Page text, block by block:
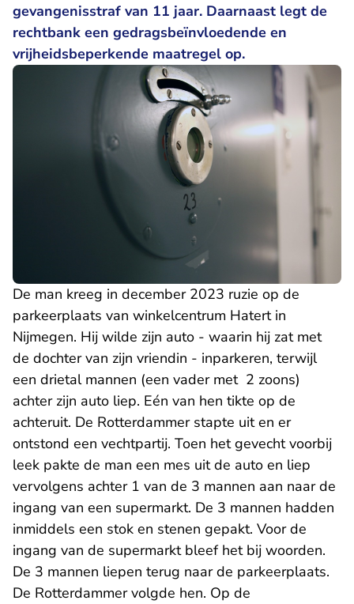
gevangenisstraf van 11 jaar. Daarnaast legt de
rechtbank een gedragsbeïnvloedende en
vrijheidsbeperkende maatregel op.
De man kreeg in december 2023 ruzie op de
parkeerplaats van winkelcentrum Hatert in
Nijmegen. Hij wilde zijn auto - waarin hij zat met
de dochter van zijn vriendin - inparkeren, terwijl
een drietal mannen (een vader met 2 zoons)
achter zijn auto liep. Eén van hen tikte op de
achteruit. De Rotterdammer stapte uit en er
ontstond een vechtpartij. Toen het gevecht voorbij
leek pakte de man een mes uit de auto en liep
vervolgens achter 1 van de 3 mannen aan naar de
ingang van een supermarkt. De 3 mannen hadden
inmiddels een stok en stenen gepakt. Voor de
ingang van de supermarkt bleef het bij woorden.
De 3 mannen liepen terug naar de parkeerplaats.
De Rotterdammer volgde hen. Op de